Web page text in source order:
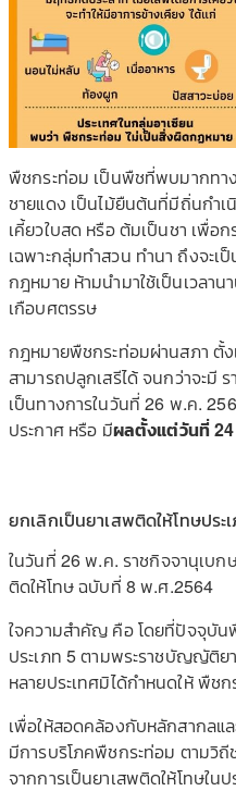
พืชกระท่อม เป็นพืชที่พบมากทาง
ชายแดง เป็นไม้ยืนต้นที่มีถิ่นกำเ
เคี้ยวใบสด หรือ ต้มเป็นชา เพื่อก
เฉพาะกลุ่มทำสวน ทำนา ถึงจะ
กฎหมาย ห้ามนำมาใช้เป็นเวลา
เกือบศตรรษ
กฎหมายพืชกระท่อมผ่านสภา ตั้
สามารถปลูกเสรีได้ จนกว่าจะมี
เป็นทางการในวันที่ 26 พ.ค.
ประกาศ หรือ มีผลตั้งแต่วันที่
ยกเลิกเป็นยาเสพติดให้โทษประ
ในวันที่ 26 พ.ค. ราชกิจจานุเบ
ติดให้โทษ ฉบับที่ 8 พ.ศ.2564
ใจความสำคัญ คือ โดยที่ปัจจุบัน
ประเภท 5 ตามพระราชบัญญัติย
หลายประเทศมิได้กำหนดให้ พืช
เพื่อให้สอดคล้องกับหลักสากลแ
มีการบริโภคพืชกระท่อม ตามวิ
จากการเป็นยาเสพติดให้โทษในป